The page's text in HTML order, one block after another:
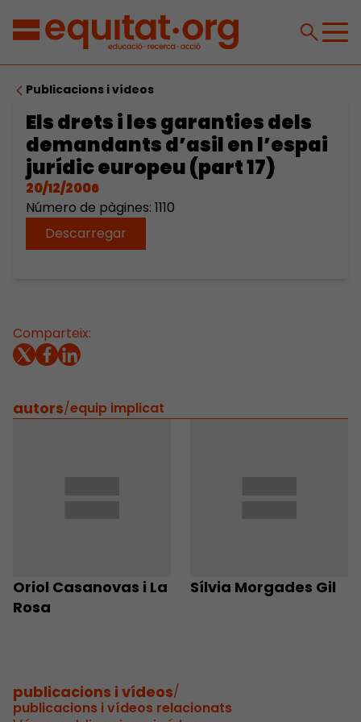
Publicacions i vídeos
Els drets i les garanties dels
demandants d’asil en l’espai
jurídic europeu (part 17)
20/12/2006
Número de pàgines: 1110
Descarregar
Comparteix:
autors/equip implicat
Oriol Casanovas i La
Rosa
Sílvia Morgades Gil
publicacions i vídeos/
publicacions i vídeos relacionats